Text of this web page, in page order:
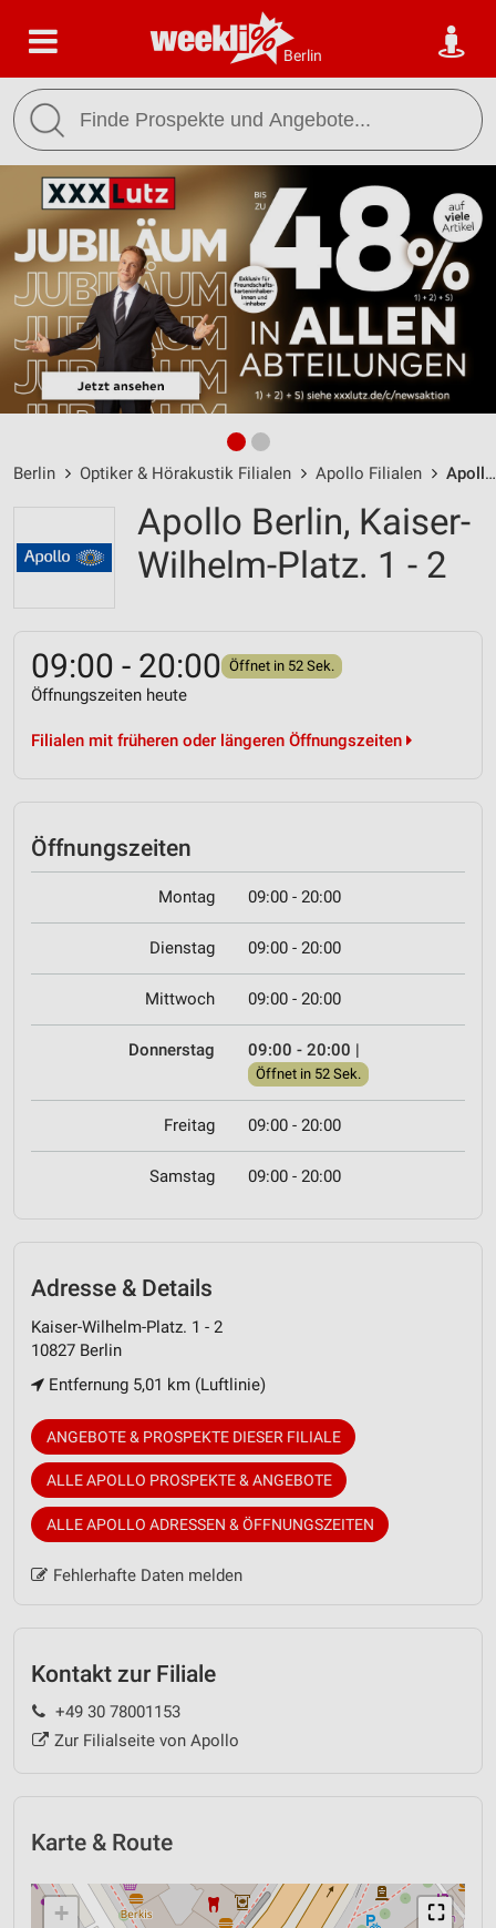
Berlin
Berlin Optiker & Hörakustik Filialen Apollo Filialen Apollo Berlin / Kaiser-Wilhelm-Platz. 1 - 2 - Öffnungszeiten & Adresse
Apollo Berlin, Kaiser-
Wilhelm-Platz. 1 - 2
09:00 - 20:00 Öffnet in 52 Sek.
Öffnungszeiten heute
Filialen mit früheren oder längeren Öffnungszeiten
Öffnungszeiten
Montag 09:00 - 20:00
Dienstag 09:00 - 20:00
Mittwoch 09:00 - 20:00
Donnerstag 09:00 - 20:00 |
Öffnet in 52 Sek.
Freitag 09:00 - 20:00
Samstag 09:00 - 20:00
Adresse & Details
Kaiser-Wilhelm-Platz. 1 - 2
10827 Berlin
Entfernung 5,01 km (Luftlinie)
ANGEBOTE & PROSPEKTE DIESER FILIALE
ALLE APOLLO PROSPEKTE & ANGEBOTE
ALLE APOLLO ADRESSEN & ÖFFNUNGSZEITEN
Fehlerhafte Daten melden
Kontakt zur Filiale
+49 30 78001153
Zur Filialseite von Apollo
Karte & Route
⛶
+